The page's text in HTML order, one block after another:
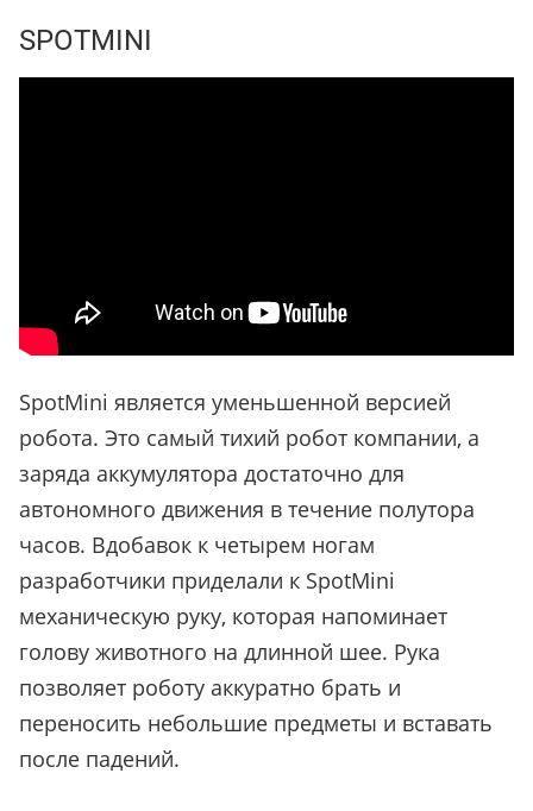
SPOTMINI
SpotMini является уменьшенной версией
робота. Это самый тихий робот компании, а
заряда аккумулятора достаточно для
автономного движения в течение полутора
часов. Вдобавок к четырем ногам
разработчики приделали к SpotMini
механическую руку, которая напоминает
голову животного на длинной шее. Рука
позволяет роботу аккуратно брать и
переносить небольшие предметы и вставать
после падений.